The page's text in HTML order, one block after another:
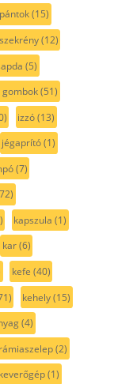
(15)
(12)
(5)
gombok(51)
izzó(13)
jégaprító(1)
(7)
kapszula (1)
kar(6)
kefe (40)
kehely(15)
(4)
(2)
keverőgép(1)